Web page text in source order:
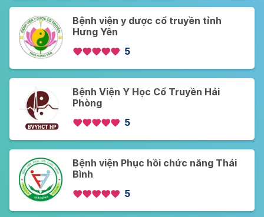
Bệnh viện y dược cổ truyền tỉnh
Hưng Yên
5
Bệnh Viện Y Học Cổ Truyền Hải
Phòng
5
Bệnh viện Phục hồi chức năng Thái
Bình
5